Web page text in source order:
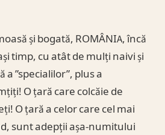
și bogată, ROMÂNIA, încă
timp, cu atât de mulți naivi și
”specialilor”, plus a
O țară care colcăie de
O țară a celor care cel mai
sunt adepții așa-numitului